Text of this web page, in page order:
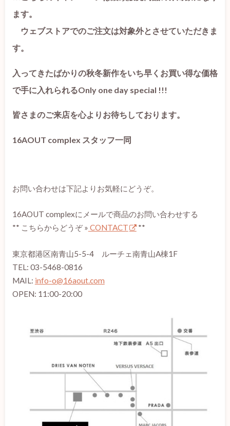
ます。
ウェブストアでのご注文は対象外とさせていただきま
す。
入ってきたばかりの秋冬新作をいち早くお買い得な価格
で手に入れられるOnly one day special !!!
皆さまのご来店を心よりお待ちしております。
16AOUT complex スタッフ一同
お問い合わせは下記よりお気軽にどうぞ。
16AOUT complexにメールで商品のお問い合わせする
** こちらからどうぞ » CONTACT **
東京都港区南青山5-5-4 ルーチェ南青山A棟1F
TEL: 03-5468-0816
MAIL: info-o@16aout.com
OPEN: 11:00-20:00